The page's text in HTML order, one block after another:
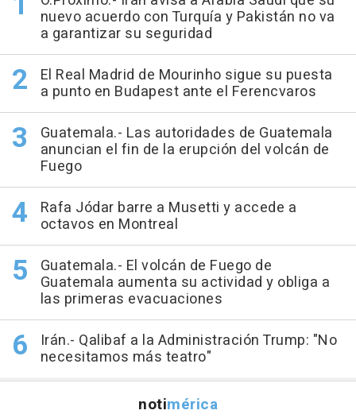
nuevo acuerdo con Turquía y Pakistán no va
a garantizar su seguridad
El Real Madrid de Mourinho sigue su puesta
a punto en Budapest ante el Ferencvaros
Guatemala.- Las autoridades de Guatemala
anuncian el fin de la erupción del volcán de
Fuego
Rafa Jódar barre a Musetti y accede a
octavos en Montreal
Guatemala.- El volcán de Fuego de
Guatemala aumenta su actividad y obliga a
las primeras evacuaciones
Irán.- Qalibaf a la Administración Trump: "No
necesitamos más teatro"
notimérica